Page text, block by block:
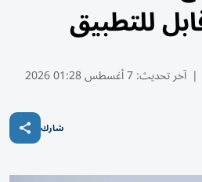
للتطبيق
| آخر تحديث:7 أغسطس 01:28 2026
شارك